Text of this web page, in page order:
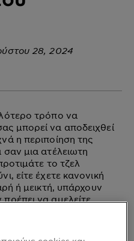
28, 2024
τρόπο να
μπορεί να αποδειχθεί
η περιποίηση της
σαν μια ατέλειωτη
το τζελ
είτε έχετε κανονική
ή μεικτή, υπάρχουν
να αμελείτε.
επιδερμίδας σας